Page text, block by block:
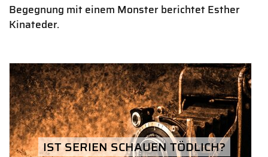
Begegnung mit einem Monster berichtet Esther
Kinateder.
IST SERIEN SCHAUEN TÖDLICH?